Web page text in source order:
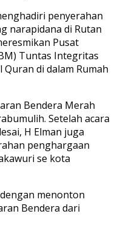
penyerahan
narapidana di Rutan
Pusat
Tuntas Integritas
di dalam Rumah
Bendera Merah
Setelah acara
H Elman juga
penghargaan
se kota
menonton
Bendera dari